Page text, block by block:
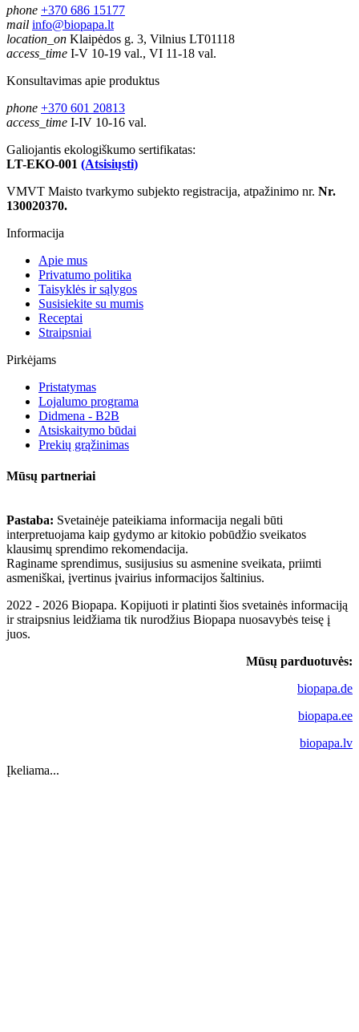
phone +370 686 15177
mail info@biopapa.lt
location_on Klaipėdos g. 3, Vilnius LT01118
access_time I-V 10-19 val., VI 11-18 val.
Konsultavimas apie produktus
phone +370 601 20813
access_time I-IV 10-16 val.
Galiojantis ekologiškumo sertifikatas:
LT-EKO-001 (Atsisiųsti)
VMVT Maisto tvarkymo subjekto registracija, atpažinimo nr. Nr.
130020370.
Informacija
Apie mus
Privatumo politika
Taisyklės ir sąlygos
Susisiekite su mumis
Receptai
Straipsniai
Pirkėjams
Pristatymas
Lojalumo programa
Didmena - B2B
Atsiskaitymo būdai
Prekių grąžinimas
Mūsų partneriai
Pastaba: Svetainėje pateikiama informacija negali būti
interpretuojama kaip gydymo ar kitokio pobūdžio sveikatos
klausimų sprendimo rekomendacija.
Raginame sprendimus, susijusius su asmenine sveikata, priimti
asmeniškai, įvertinus įvairius informacijos šaltinius.
2022 - 2026 Biopapa. Kopijuoti ir platinti šios svetainės informaciją
ir straipsnius leidžiama tik nurodžius Biopapa nuosavybės teisę į
juos.
Mūsų parduotuvės:
biopapa.de
biopapa.ee
biopapa.lv
Įkeliama...